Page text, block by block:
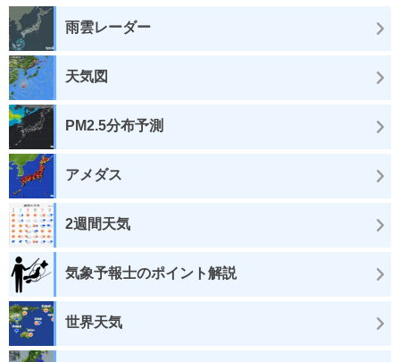
雨雲レーダー
天気図
PM2.5分布予測
アメダス
2週間天気
気象予報士のポイント解説
世界天気